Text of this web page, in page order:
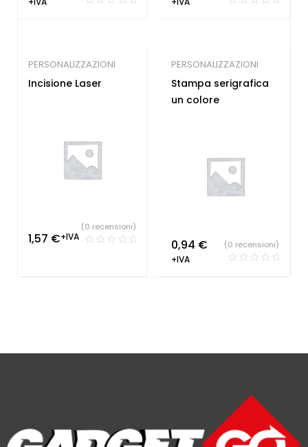
PERSONALIZZAZIONI
Incisione Laser
1,57 €+IVA
(0 recensioni)
PERSONALIZZAZIONI
Stampa serigrafica
un colore
0,94 €
+IVA
(0 recensioni)